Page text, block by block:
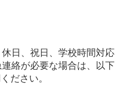
日、祝日、学校時間対応
絡が必要な場合は、以下
ださい。